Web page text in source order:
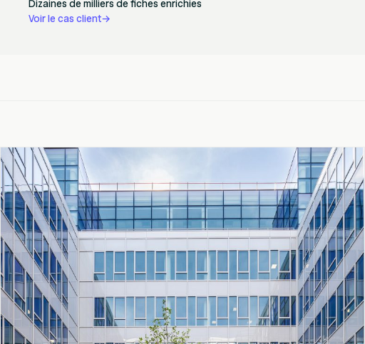
Dizaines de milliers de fiches enrichies
Voir le cas client→